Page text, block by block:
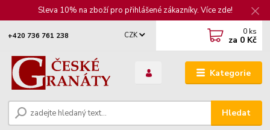
Sleva 10% na zboží pro přihlášené zákazníky. Více zde!
Kategorie
CZK
Hledat
+420 736 761 238 0 ks
za 0 Kč